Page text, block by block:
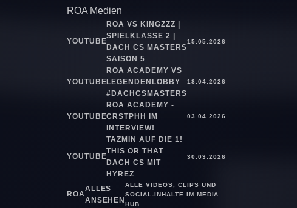
ROA Medien
YOUTUBE
ROA VS KINGZZZ |
SPIELKLASSE 2 |
DACH CS MASTERS
SAISON 5
15.05.2026
YOUTUBE
ROA ACADEMY VS
LEGENDENLOBBY
#DACHCSMASTERS
18.04.2026
YOUTUBE
ROA ACADEMY -
CRSTPHH IM
INTERVIEW!
03.04.2026
YOUTUBE
TAZMIN AUF DIE 1!
THIS OR THAT
DACH CS MIT
HYREZ
30.03.2026
ROA
ALLES
ANSEHEN
ALLE VIDEOS, CLIPS UND
SOCIAL-INHALTE IM MEDIA
HUB.